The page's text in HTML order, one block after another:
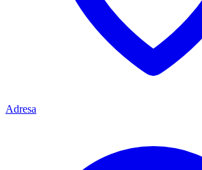
Adresa